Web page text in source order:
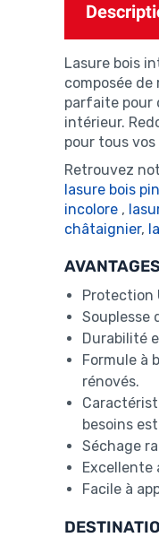
Lasure bois
composée
parfaite pour
intérieur.
pour tous
Retrouvez
lasure bois
incolore ,
châtaignier,
Protection
Souplesse
Durabilité
Formule à
rénovés.
besoins
Séchage
Excellente
Facile à